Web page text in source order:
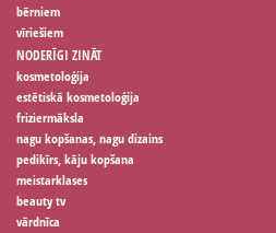
bērniem
vīriešiem
NODERĪGI ZINĀT
kosmetoloģija
estētiskā kosmetoloģija
friziermāksla
nagu kopšanas, nagu dizains
pedikīrs, kāju kopšana
meistarklases
beauty tv
vārdnīca